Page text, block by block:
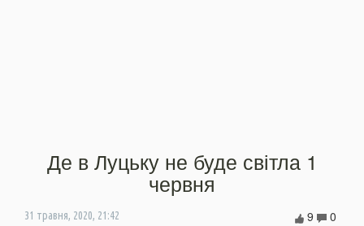
Де в Луцьку не буде світла 1
червня
31 травня, 2020, 21:42 0
9